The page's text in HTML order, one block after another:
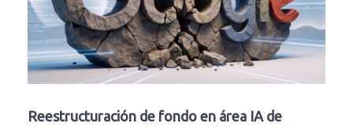
Reestructuración de fondo en área IA de